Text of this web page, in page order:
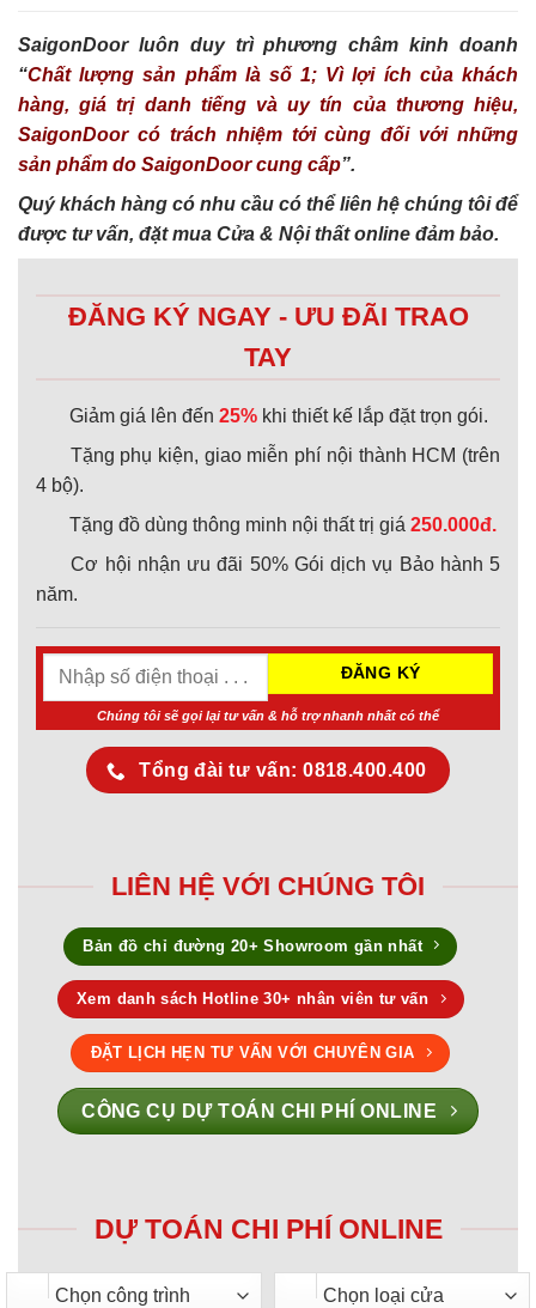
SaigonDoor luôn duy trì phương châm kinh doanh
“Chất lượng sản phẩm là số 1; Vì lợi ích của khách
hàng, giá trị danh tiếng và uy tín của thương hiệu,
SaigonDoor có trách nhiệm tới cùng đối với những
sản phẩm do SaigonDoor cung cấp”.
Quý khách hàng có nhu cầu có thể liên hệ chúng tôi để
được tư vấn, đặt mua Cửa & Nội thất online đảm bảo.
ĐĂNG KÝ NGAY - ƯU ĐÃI TRAO
TAY
Giảm giá lên đến 25% khi thiết kế lắp đặt trọn gói.
Tặng phụ kiện, giao miễn phí nội thành HCM (trên
4 bộ).
Tặng đồ dùng thông minh nội thất trị giá 250.000đ.
Cơ hội nhận ưu đãi 50% Gói dịch vụ Bảo hành 5
năm.
Chúng tôi sẽ gọi lại tư vấn & hỗ trợ nhanh nhất có thể
Tổng đài tư vấn: 0818.400.400
LIÊN HỆ VỚI CHÚNG TÔI
Bản đồ chỉ đường 20+ Showroom gần nhất
Xem danh sách Hotline 30+ nhân viên tư vấn
ĐẶT LỊCH HẸN TƯ VẤN VỚI CHUYÊN GIA
CÔNG CỤ DỰ TOÁN CHI PHÍ ONLINE
DỰ TOÁN CHI PHÍ ONLINE